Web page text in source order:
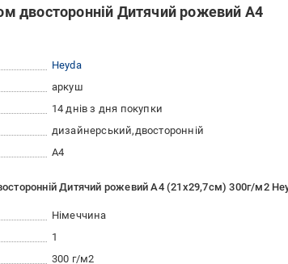
двосторонній Дитячий рожевий А4
Heyda
аркуш
14 днів з дня покупки
дизайнерський двосторонній
A4
Дитячий рожевий А4 (21х29,7см) 300г/м2
Німеччина
1
300 г/м2